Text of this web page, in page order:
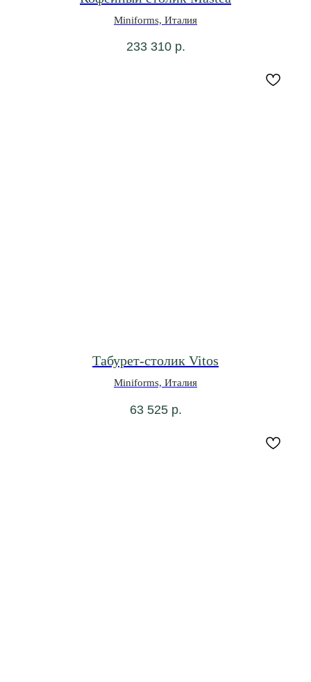
Miniforms, Италия
233 310 р.
Табурет-столик Vitos
Miniforms, Италия
63 525 р.